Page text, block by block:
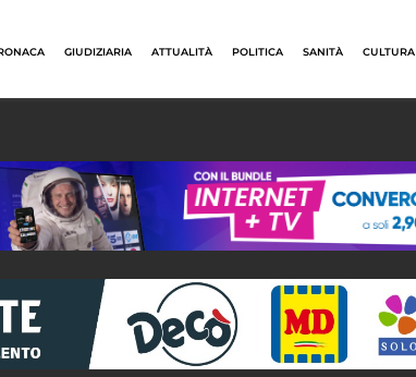
GIUDIZIARIA ATTUALITÀ POLITICA SANITÀ CULTURA